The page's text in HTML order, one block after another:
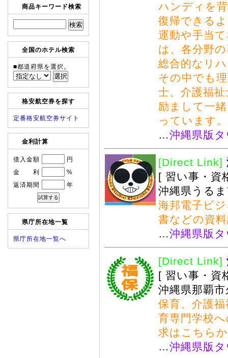
商品キーワード検索
全国のホテル検索
■都道府県を選択。
格安航空券を探す
定番格安航空券サイト
金利計算
借入金額
円
金 利
%
返済期間
年
県庁所在地一覧
県庁所在地一覧へ
ハンディを
復帰できる
運動や手当
は、各分野
総合的なリ
その中でも
士、介護福
励まして一
っています。
…沖縄県版
[Direct Link]
[ 習い事・
沖縄県うる
海邦電子ビ
書などの資
…沖縄県版
[Direct Link]
[ 習い事・
沖縄県那覇
保育、介護
育専門学校
求はこちら
…沖縄県版